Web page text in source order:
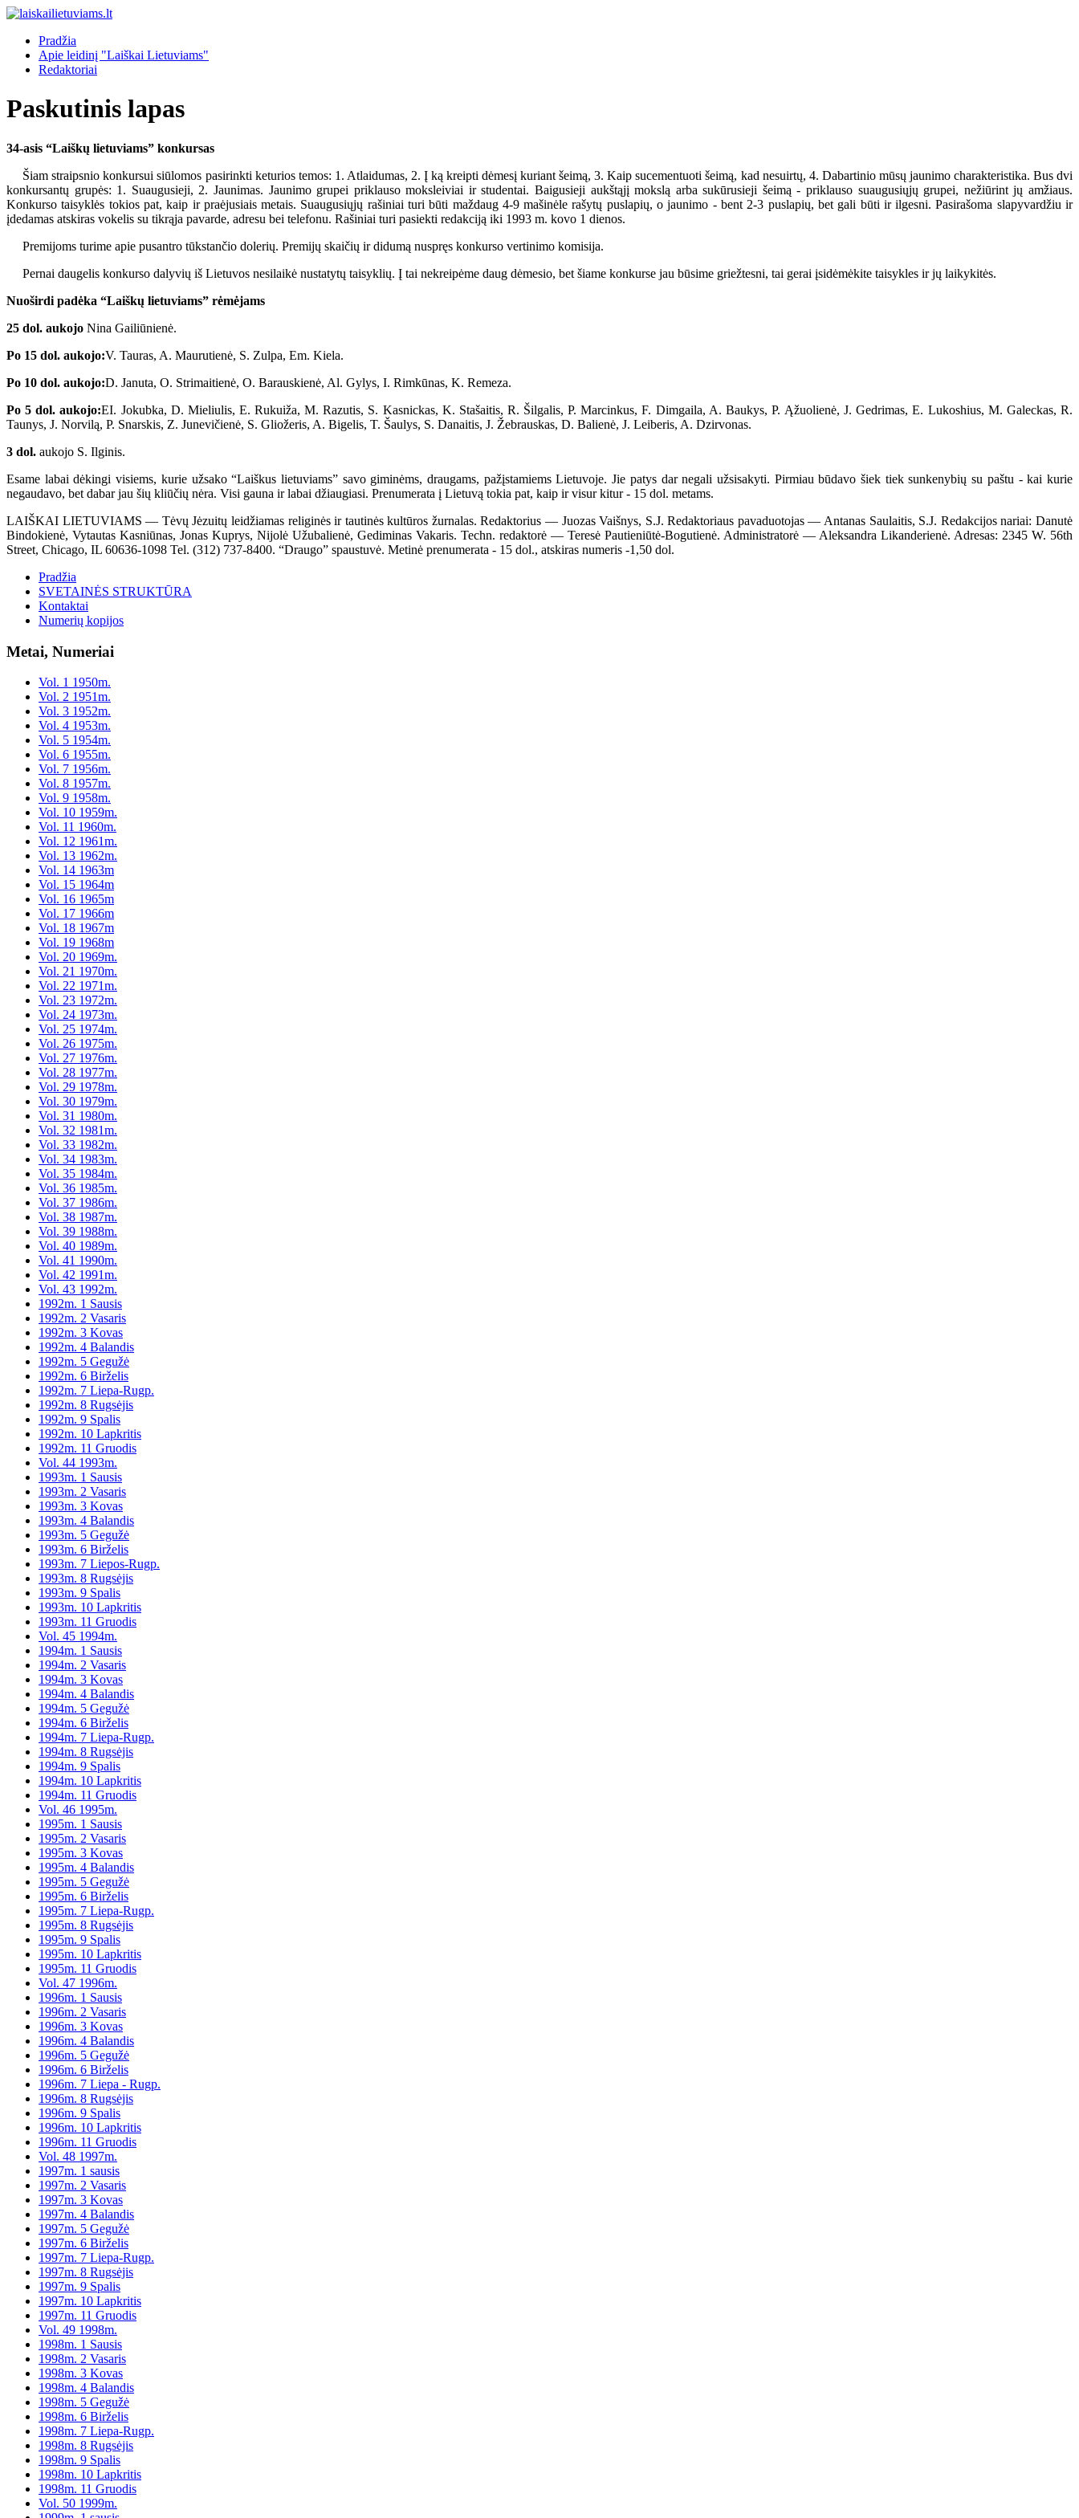
Pradžia
Apie leidinį "Laiškai Lietuviams"
Redaktoriai
Paskutinis lapas
34-asis “Laiškų lietuviams” konkursas
Šiam straipsnio konkursui siūlomos pasirinkti keturios temos: 1. Atlaidumas, 2. Į ką kreipti dėmesį kuriant šeimą, 3. Kaip sucementuoti šeimą, kad nesuirtų, 4. Dabartinio mūsų jaunimo charakteristika. Bus dvi
konkursantų grupės: 1. Suaugusieji, 2. Jaunimas. Jaunimo grupei priklauso moksleiviai ir studentai. Baigusieji aukštąjį mokslą arba sukūrusieji šeimą - priklauso suaugusiųjų grupei, nežiūrint jų amžiaus.
Konkurso taisyklės tokios pat, kaip ir praėjusiais metais. Suaugusiųjų rašiniai turi būti maždaug 4-9 mašinėle rašytų puslapių, o jaunimo - bent 2-3 puslapių, bet gali būti ir ilgesni. Pasirašoma slapyvardžiu ir
įdedamas atskiras vokelis su tikrąja pavarde, adresu bei telefonu. Rašiniai turi pasiekti redakciją iki 1993 m. kovo 1 dienos.
Premijoms turime apie pusantro tūkstančio dolerių. Premijų skaičių ir didumą nuspręs konkurso vertinimo komisija.
Pernai daugelis konkurso dalyvių iš Lietuvos nesilaikė nustatytų taisyklių. Į tai nekreipėme daug dėmesio, bet šiame konkurse jau būsime griežtesni, tai gerai įsidėmėkite taisykles ir jų laikykitės.
Nuoširdi padėka “Laiškų lietuviams” rėmėjams
25 dol. aukojo Nina Gailiūnienė.
Po 15 dol. aukojo:V. Tauras, A. Maurutienė, S. Zulpa, Em. Kiela.
Po 10 dol. aukojo:D. Januta, O. Strimaitienė, O. Barauskienė, Al. Gylys, I. Rimkūnas, K. Remeza.
Po 5 dol. aukojo:EI. Jokubka, D. Mieliulis, E. Rukuiža, M. Razutis, S. Kasnickas, K. Stašaitis, R. Šilgalis, P. Marcinkus, F. Dimgaila, A. Baukys, P. Ąžuolienė, J. Gedrimas, E. Lukoshius, M. Galeckas, R.
Taunys, J. Norvilą, P. Snarskis, Z. Junevičienė, S. Gliožeris, A. Bigelis, T. Šaulys, S. Danaitis, J. Žebrauskas, D. Balienė, J. Leiberis, A. Dzirvonas.
3 dol. aukojo S. Ilginis.
Esame labai dėkingi visiems, kurie užsako “Laiškus lietuviams” savo giminėms, draugams, pažįstamiems Lietuvoje. Jie patys dar negali užsisakyti. Pirmiau būdavo šiek tiek sunkenybių su paštu - kai kurie
negaudavo, bet dabar jau šių kliūčių nėra. Visi gauna ir labai džiaugiasi. Prenumerata į Lietuvą tokia pat, kaip ir visur kitur - 15 dol. metams.
LAIŠKAI LIETUVIAMS — Tėvų Jėzuitų leidžiamas religinės ir tautinės kultūros žurnalas. Redaktorius — Juozas Vaišnys, S.J. Redaktoriaus pavaduotojas — Antanas Saulaitis, S.J. Redakcijos nariai: Danutė
Bindokienė, Vytautas Kasniūnas, Jonas Kuprys, Nijolė Užubalienė, Gediminas Vakaris. Techn. redaktorė — Teresė Pautieniūtė-Bogutienė. Administratorė — Aleksandra Likanderienė. Adresas: 2345 W. 56th
Street, Chicago, IL 60636-1098 Tel. (312) 737-8400. “Draugo” spaustuvė. Metinė prenumerata - 15 dol., atskiras numeris -1,50 dol.
Pradžia
SVETAINĖS STRUKTŪRA
Kontaktai
Numerių kopijos
Metai, Numeriai
Vol. 1 1950m.
Vol. 2 1951m.
Vol. 3 1952m.
Vol. 4 1953m.
Vol. 5 1954m.
Vol. 6 1955m.
Vol. 7 1956m.
Vol. 8 1957m.
Vol. 9 1958m.
Vol. 10 1959m.
Vol. 11 1960m.
Vol. 12 1961m.
Vol. 13 1962m.
Vol. 14 1963m
Vol. 15 1964m
Vol. 16 1965m
Vol. 17 1966m
Vol. 18 1967m
Vol. 19 1968m
Vol. 20 1969m.
Vol. 21 1970m.
Vol. 22 1971m.
Vol. 23 1972m.
Vol. 24 1973m.
Vol. 25 1974m.
Vol. 26 1975m.
Vol. 27 1976m.
Vol. 28 1977m.
Vol. 29 1978m.
Vol. 30 1979m.
Vol. 31 1980m.
Vol. 32 1981m.
Vol. 33 1982m.
Vol. 34 1983m.
Vol. 35 1984m.
Vol. 36 1985m.
Vol. 37 1986m.
Vol. 38 1987m.
Vol. 39 1988m.
Vol. 40 1989m.
Vol. 41 1990m.
Vol. 42 1991m.
Vol. 43 1992m.
1992m. 1 Sausis
1992m. 2 Vasaris
1992m. 3 Kovas
1992m. 4 Balandis
1992m. 5 Gegužė
1992m. 6 Birželis
1992m. 7 Liepa-Rugp.
1992m. 8 Rugsėjis
1992m. 9 Spalis
1992m. 10 Lapkritis
1992m. 11 Gruodis
Vol. 44 1993m.
1993m. 1 Sausis
1993m. 2 Vasaris
1993m. 3 Kovas
1993m. 4 Balandis
1993m. 5 Gegužė
1993m. 6 Birželis
1993m. 7 Liepos-Rugp.
1993m. 8 Rugsėjis
1993m. 9 Spalis
1993m. 10 Lapkritis
1993m. 11 Gruodis
Vol. 45 1994m.
1994m. 1 Sausis
1994m. 2 Vasaris
1994m. 3 Kovas
1994m. 4 Balandis
1994m. 5 Gegužė
1994m. 6 Birželis
1994m. 7 Liepa-Rugp.
1994m. 8 Rugsėjis
1994m. 9 Spalis
1994m. 10 Lapkritis
1994m. 11 Gruodis
Vol. 46 1995m.
1995m. 1 Sausis
1995m. 2 Vasaris
1995m. 3 Kovas
1995m. 4 Balandis
1995m. 5 Gegužė
1995m. 6 Birželis
1995m. 7 Liepa-Rugp.
1995m. 8 Rugsėjis
1995m. 9 Spalis
1995m. 10 Lapkritis
1995m. 11 Gruodis
Vol. 47 1996m.
1996m. 1 Sausis
1996m. 2 Vasaris
1996m. 3 Kovas
1996m. 4 Balandis
1996m. 5 Gegužė
1996m. 6 Birželis
1996m. 7 Liepa - Rugp.
1996m. 8 Rugsėjis
1996m. 9 Spalis
1996m. 10 Lapkritis
1996m. 11 Gruodis
Vol. 48 1997m.
1997m. 1 sausis
1997m. 2 Vasaris
1997m. 3 Kovas
1997m. 4 Balandis
1997m. 5 Gegužė
1997m. 6 Birželis
1997m. 7 Liepa-Rugp.
1997m. 8 Rugsėjis
1997m. 9 Spalis
1997m. 10 Lapkritis
1997m. 11 Gruodis
Vol. 49 1998m.
1998m. 1 Sausis
1998m. 2 Vasaris
1998m. 3 Kovas
1998m. 4 Balandis
1998m. 5 Gegužė
1998m. 6 Birželis
1998m. 7 Liepa-Rugp.
1998m. 8 Rugsėjis
1998m. 9 Spalis
1998m. 10 Lapkritis
1998m. 11 Gruodis
Vol. 50 1999m.